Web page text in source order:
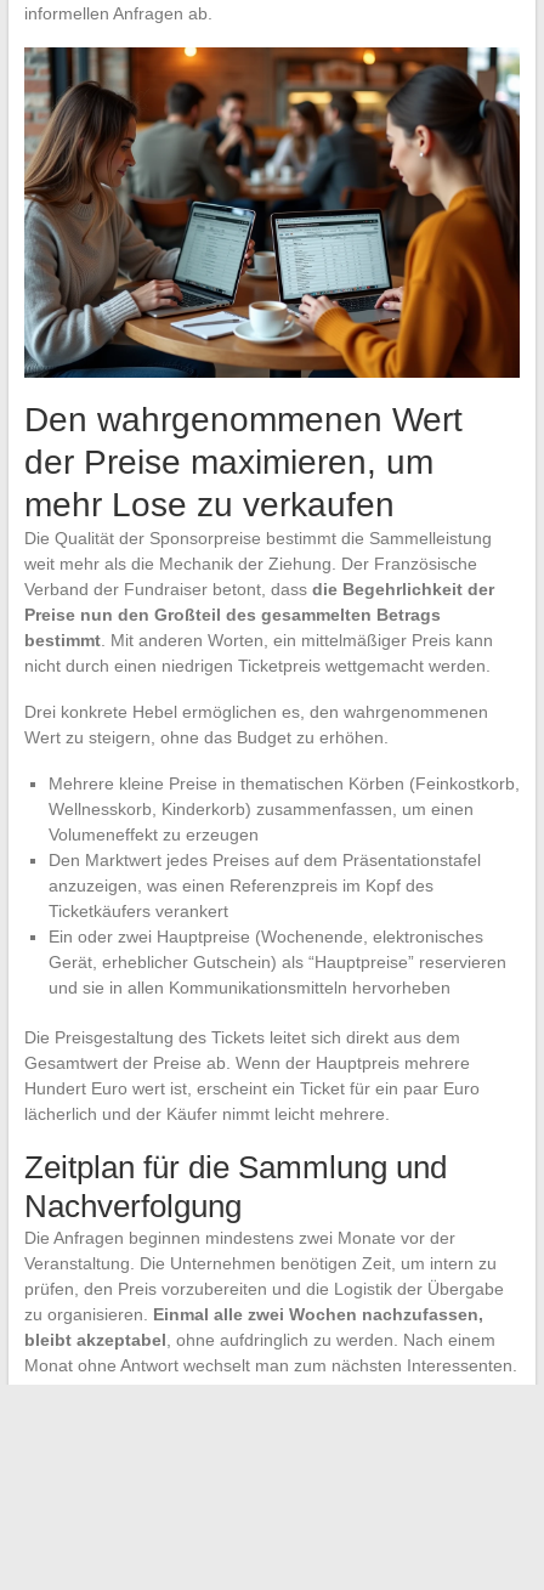
informellen Anfragen ab.
Den wahrgenommenen Wert
der Preise maximieren, um
mehr Lose zu verkaufen
Die Qualität der Sponsorpreise bestimmt die Sammelleistung
weit mehr als die Mechanik der Ziehung. Der Französische
Verband der Fundraiser betont, dass die Begehrlichkeit der
Preise nun den Großteil des gesammelten Betrags
bestimmt. Mit anderen Worten, ein mittelmäßiger Preis kann
nicht durch einen niedrigen Ticketpreis wettgemacht werden.
Drei konkrete Hebel ermöglichen es, den wahrgenommenen
Wert zu steigern, ohne das Budget zu erhöhen.
Mehrere kleine Preise in thematischen Körben (Feinkostkorb,
Wellnesskorb, Kinderkorb) zusammenfassen, um einen
Volumeneffekt zu erzeugen
Den Marktwert jedes Preises auf dem Präsentationstafel
anzuzeigen, was einen Referenzpreis im Kopf des
Ticketkäufers verankert
Ein oder zwei Hauptpreise (Wochenende, elektronisches
Gerät, erheblicher Gutschein) als “Hauptpreise” reservieren
und sie in allen Kommunikationsmitteln hervorheben
Die Preisgestaltung des Tickets leitet sich direkt aus dem
Gesamtwert der Preise ab. Wenn der Hauptpreis mehrere
Hundert Euro wert ist, erscheint ein Ticket für ein paar Euro
lächerlich und der Käufer nimmt leicht mehrere.
Zeitplan für die Sammlung und
Nachverfolgung
Die Anfragen beginnen mindestens zwei Monate vor der
Veranstaltung. Die Unternehmen benötigen Zeit, um intern zu
prüfen, den Preis vorzubereiten und die Logistik der Übergabe
zu organisieren. Einmal alle zwei Wochen nachzufassen,
bleibt akzeptabel, ohne aufdringlich zu werden. Nach einem
Monat ohne Antwort wechselt man zum nächsten Interessenten.